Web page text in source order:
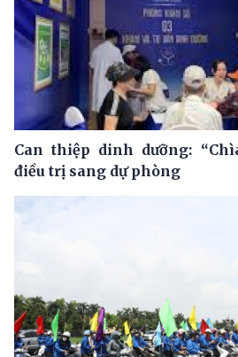
Can thiệp dinh dưỡng:
điều trị sang dự phòng